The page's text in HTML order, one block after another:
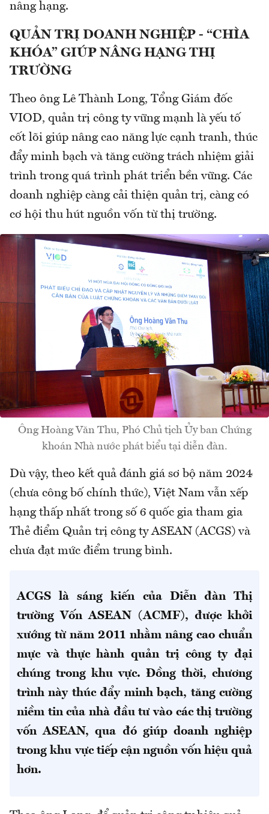
nâng hạng.
QUẢN TRỊ DOANH NGHIỆP - “CHÌA
KHÓA” GIÚP NÂNG HẠNG THỊ
TRƯỜNG
Theo ông Lê Thành Long, Tổng Giám đốc
VIOD, quản trị công ty vững mạnh là yếu tố
cốt lõi giúp nâng cao năng lực cạnh tranh, thúc
đẩy minh bạch và tăng cường trách nhiệm giải
trình trong quá trình phát triển bền vững. Các
doanh nghiệp càng cải thiện quản trị, càng có
cơ hội thu hút nguồn vốn từ thị trường.
Ông Hoàng Văn Thu, Phó Chủ tịch Ủy ban Chứng
khoán Nhà nước phát biểu tại diễn đàn.
Dù vậy, theo kết quả đánh giá sơ bộ năm 2024
(chưa công bố chính thức), Việt Nam vẫn xếp
hạng thấp nhất trong số 6 quốc gia tham gia
Thẻ điểm Quản trị công ty ASEAN (ACGS) và
chưa đạt mức điểm trung bình.
ACGS là sáng kiến của Diễn đàn Thị
trường Vốn ASEAN (ACMF), được khởi
xướng từ năm 2011 nhằm nâng cao chuẩn
mực và thực hành quản trị công ty đại
chúng trong khu vực. Đồng thời, chương
trình này thúc đẩy minh bạch, tăng cường
niềm tin của nhà đầu tư vào các thị trường
vốn ASEAN, qua đó giúp doanh nghiệp
trong khu vực tiếp cận nguồn vốn hiệu quả
hơn.